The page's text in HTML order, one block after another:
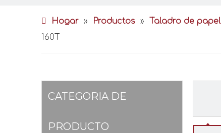
Hogar » Productos » Taladro de papel
160T
CATEGORIA DE
PRODUCTO